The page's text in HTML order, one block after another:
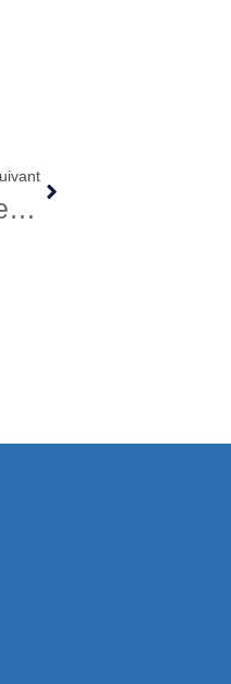
Lycée Au Canada : 3 Mois En Immersion, Juline, 2024